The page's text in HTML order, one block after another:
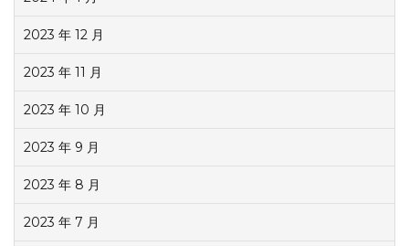
2023 年 12 月
2023 年 11 月
2023 年 10 月
2023 年 9 月
2023 年 8 月
2023 年 7 月